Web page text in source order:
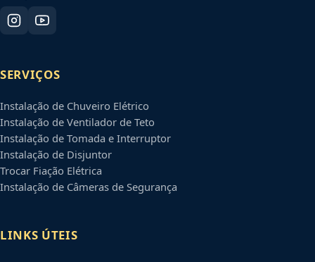
SERVIÇOS
Instalação de Chuveiro Elétrico
Instalação de Ventilador de Teto
Instalação de Tomada e Interruptor
Instalação de Disjuntor
Trocar Fiação Elétrica
Instalação de Câmeras de Segurança
LINKS ÚTEIS